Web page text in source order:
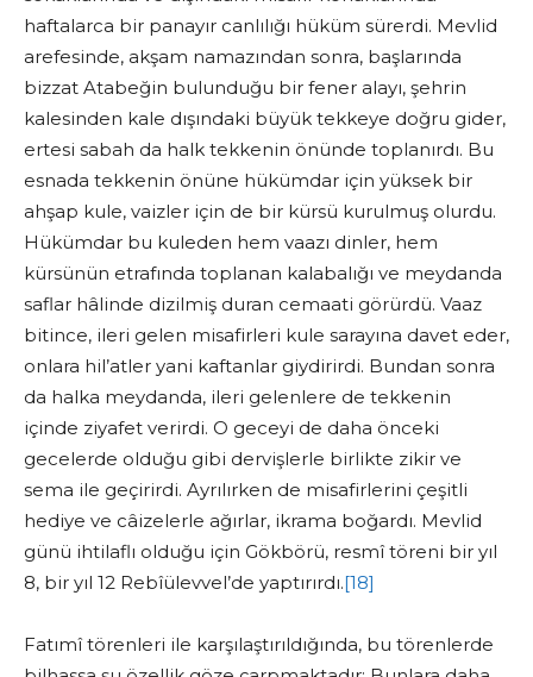
haftalarca bir panayır canlılığı hüküm sürerdi. Mevlid
arefesinde, akşam namazından sonra, başlarında
bizzat Atabeğin bulunduğu bir fener alayı, şehrin
kalesinden kale dışındaki büyük tekkeye doğru gider,
ertesi sabah da halk tekkenin önünde toplanırdı. Bu
esnada tekkenin önüne hükümdar için yüksek bir
ahşap kule, vaizler için de bir kürsü kurulmuş olurdu.
Hükümdar bu kuleden hem vaazı dinler, hem
kürsünün etrafında toplanan kalabalığı ve meydanda
saflar hâlinde dizilmiş duran cemaati görürdü. Vaaz
bitince, ileri gelen misafirleri kule sarayına davet eder,
onlara hil’atler yani kaftanlar giydirirdi. Bundan sonra
da halka meydanda, ileri gelenlere de tekkenin
içinde ziyafet verirdi. O geceyi de daha önceki
gecelerde olduğu gibi dervişlerle birlikte zikir ve
sema ile geçirirdi. Ayrılırken de misafirlerini çeşitli
hediye ve câizelerle ağırlar, ikrama boğardı. Mevlid
günü ihtilaflı olduğu için Gökbörü, resmî töreni bir yıl
8, bir yıl 12 Rebîülevvel’de yaptırırdı.[18]
Fatımî törenleri ile karşılaştırıldığında, bu törenlerde